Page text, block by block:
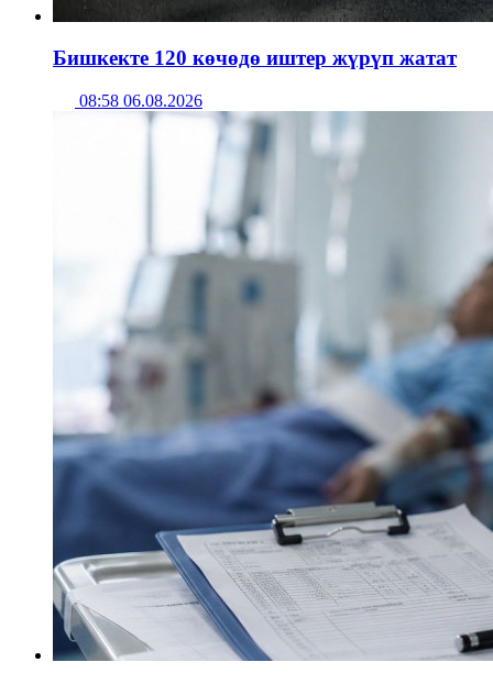
Бишкекте 120 көчөдө иштер жүрүп жатат
08:58 06.08.2026